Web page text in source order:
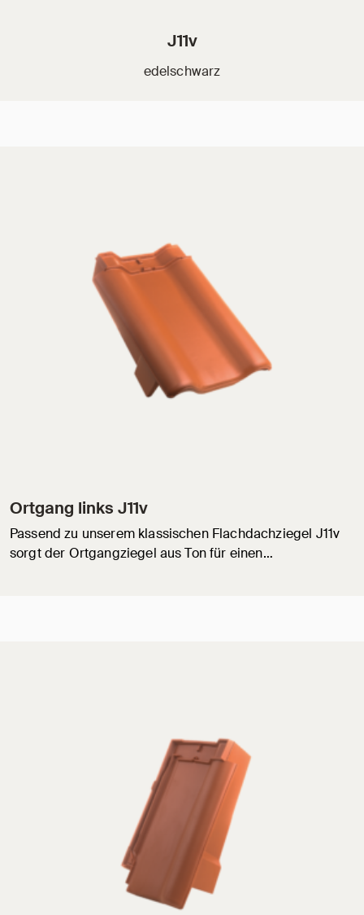
J11v
edelschwarz
Ortgang links J11v
Passend zu unserem klassischen Flachdachziegel J11v
sorgt der Ortgangziegel aus Ton für einen…